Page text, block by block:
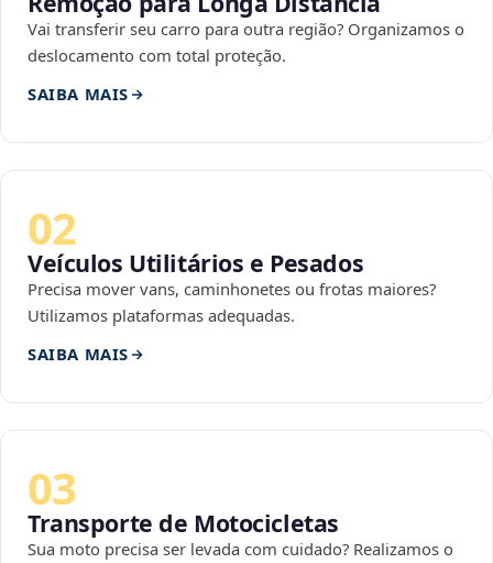
Vai transferir seu carro para outra região? Organizamos o
deslocamento com total proteção.
SAIBA MAIS
02
Veículos Utilitários e Pesados
Precisa mover vans, caminhonetes ou frotas maiores?
Utilizamos plataformas adequadas.
SAIBA MAIS
03
Transporte de Motocicletas
Sua moto precisa ser levada com cuidado? Realizamos o